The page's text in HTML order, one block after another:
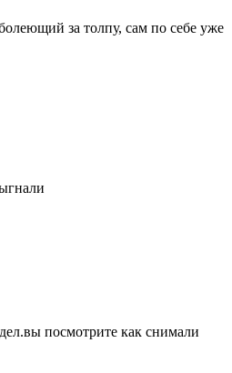
за толпу, сам по себе уже
посмотрите как снимали